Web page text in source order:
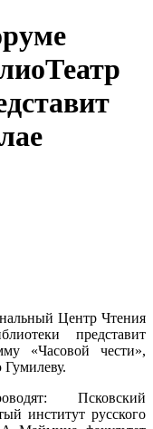
Центр Чтения
представит
«Часовой чести»,
Псковский
институт русского